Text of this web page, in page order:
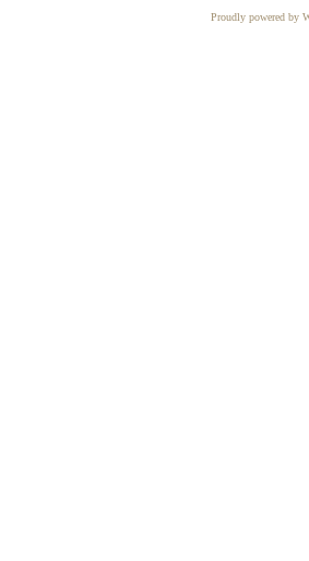
Proudly powered by